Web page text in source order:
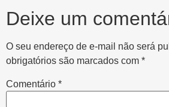
Deixe um
O seu endereço de e-mail não será
obrigatórios são marcados com *
Comentário *